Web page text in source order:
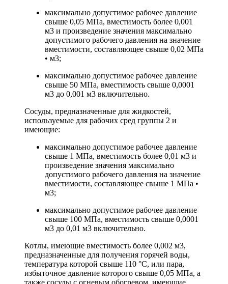
максимально допустимое рабочее давление
свыше 0,05 МПа, вместимость более 0,001
м3 и произведение значения максимально
допустимого рабочего давления на значение
вместимости, составляющее свыше 0,02 МПа
• м3;
максимально допустимое рабочее давление
свыше 50 МПа, вместимость свыше 0,0001
м3 до 0,001 м3 включительно.
Сосуды, предназначенные для жидкостей,
используемые для рабочих сред группы 2 и
имеющие:
максимально допустимое рабочее давление
свыше 1 МПа, вместимость более 0,01 м3 и
произведение значения максимально
допустимого рабочего давления на значение
вместимости, составляющее свыше 1 МПа •
м3;
максимально допустимое рабочее давление
свыше 100 МПа, вместимость свыше 0,0001
м3 до 0,01 м3 включительно.
Котлы, имеющие вместимость более 0,002 м3,
предназначенные для получения горячей воды,
температура которой свыше 110 °C, или пара,
избыточное давление которого свыше 0,05 МПа, а
также сосуды с огневым обогревом, имеющие